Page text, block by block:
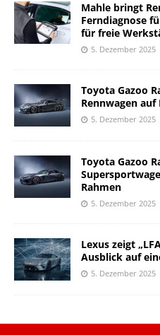
Mahle bringt
Ferndiagnose
für freie
5. Dezember 2025
Toyota Gazoo
Rennwagen auf
5. Dezember 2025
Toyota Gazoo
Rahmen
5. Dezember 2025
Lexus zeigt
Ausblick auf
5. Dezember 2025